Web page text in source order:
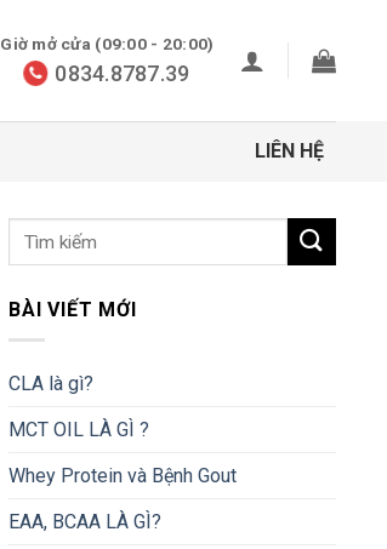
Giờ mở cửa (09:00 - 20:00)
0834.8787.39
LIÊN HỆ
BÀI VIẾT MỚI
CLA là gì?
MCT OIL LÀ GÌ ?
Whey Protein và Bệnh Gout
EAA, BCAA LÀ GÌ?